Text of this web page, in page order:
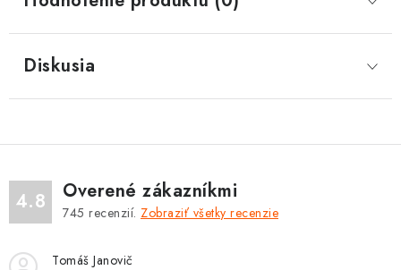
Diskusia
4.8 Overené zákazníkmi
745 recenzií. Zobraziť všetky recenzie
Tomáš Janovič